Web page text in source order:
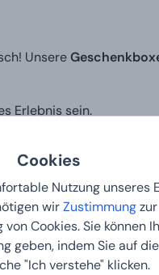
Cookies
Nutzung unseres
wirZustimmungzur
Cookies. Sie können
geben, indem Sie auf die
"Ich verstehe" klicken.
Unsere
Erlebnis sein.
Magnetverschluss und
Freunde oder